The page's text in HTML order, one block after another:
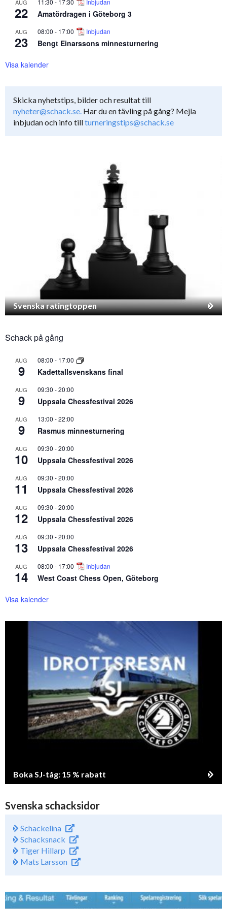
AUG
22 Amatördragen i Göteborg 3
AUG
23
08:00 - 17:00 Inbjudan
Bengt Einarssons minnesturnering
Visa kalender
Skicka nyhetstips, bilder och resultat till
nyheter@schack.se. Har du en tävling på gång? Mejla
inbjudan och info tillturneringstips@schack.se
Svenska ratingtoppen
Schack på gång
AUG
9
08:00 - 17:00
Kadettallsvenskans final
AUG
9
09:30 -20:00
Uppsala Chessfestival 2026
AUG
9
13:00 -22:00
Rasmus minnesturnering
AUG
10
09:30 -20:00
Uppsala Chessfestival 2026
AUG
11
09:30 -20:00
Uppsala Chessfestival 2026
AUG
12
09:30 -20:00
Uppsala Chessfestival 2026
AUG
13
09:30 -20:00
Uppsala Chessfestival 2026
AUG
14
08:00 - 17:00 Inbjudan
West Coast Chess Open, Göteborg
Visa kalender
Boka SJ-tåg: 15 % rabatt
Svenska schacksidor
Schackelina
Schacksnack
Tiger Hillarp
Mats Larsson